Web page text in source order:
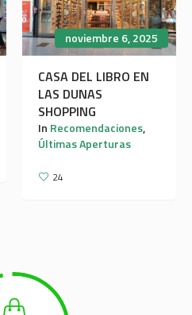
noviembre 6, 2025
CASA DEL LIBRO EN
LAS DUNAS
SHOPPING
In Recomendaciones,
Últimas Aperturas
24